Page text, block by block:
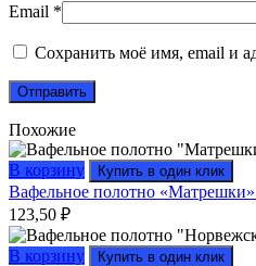
Email *
Сохранить моё имя, email и
Похожие
В корзину Купить в один клик
Вафельное полотно «Матрешки»
123,50 ₽
В корзину Купить в один клик